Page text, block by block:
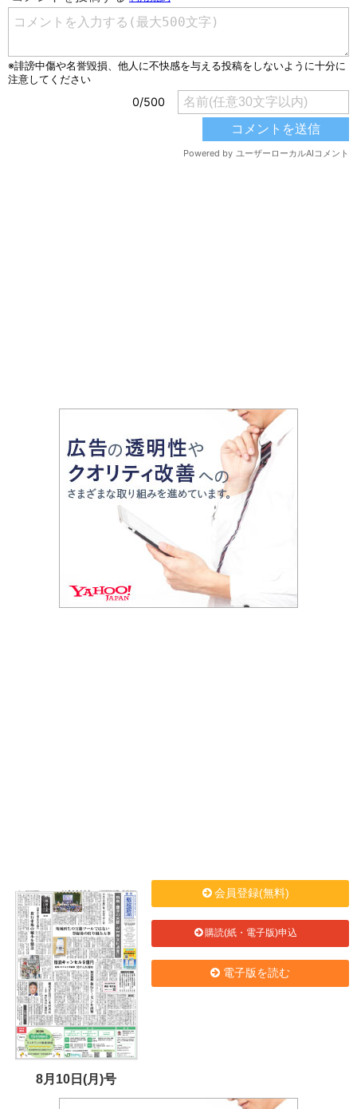
8月10日(月)号
会員登録(無料)
購読(紙・電子版)申込
電子版を読む